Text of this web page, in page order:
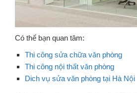
Có thể bạn quan tâm:
Thi công sửa chữa văn phòng
Thi công nội thất văn phòng
Dich vụ sửa văn phòng tại Hà Nội